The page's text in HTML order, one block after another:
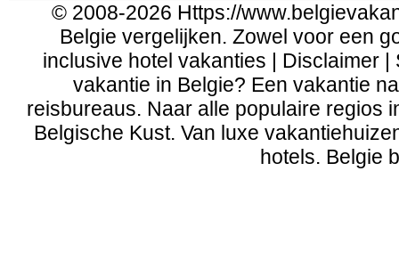
© 2008-2026 Https://
Belgie vergelijken. Zowel voor een
inclusive hotel vakanties | Disclaimer |
vakantie in Belgie? Een vakantie
reisbureaus. Naar alle populaire regios
Belgische Kust. Van luxe
hotels. Belgie